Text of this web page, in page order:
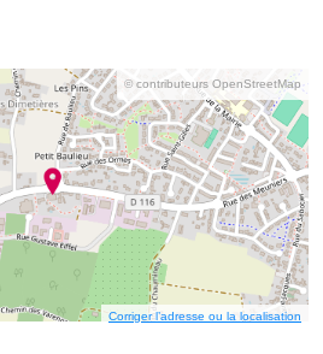
© contributeurs OpenStreetMap
Corriger l’adresse ou la localisation